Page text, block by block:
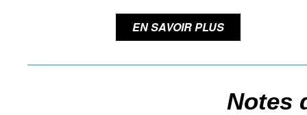
EN SAVOIR PLUS
Notes